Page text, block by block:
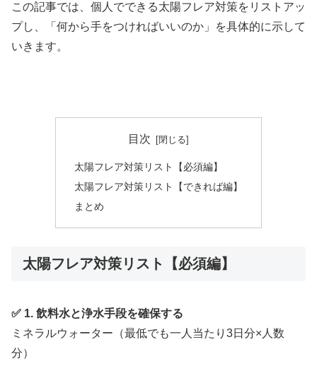
この記事では、個人でできる太陽フレア対策をリストアッ
プし、「何から手をつければいいのか」を具体的に示して
いきます。
目次
太陽フレア対策リスト【必須編】
太陽フレア対策リスト【できれば編】
まとめ
太陽フレア対策リスト【必須編】
✅ 1. 飲料水と浄水手段を確保する
ミネラルウォーター（最低でも一人当たり3日分×人数
分）